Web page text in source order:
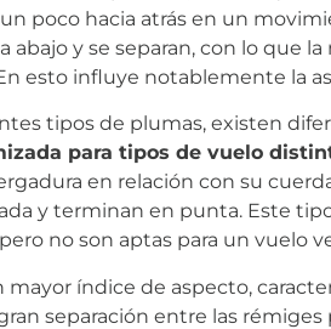
poco hacia atrás en un
abajo y se separan, con lo que
esto influye notablemente la
tipos de plumas, existen
para tipos de vuelo
en relación con su
y terminan en punta. Este
no son aptas para un vuelo
índice de aspecto,
separación entre las